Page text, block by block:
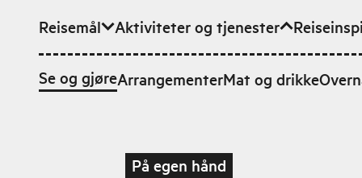
Hopp til hovedinnhold
Reisemål Aktiviteter og tjenester
Se og gjøreArrangementerMat og drikke
På egen hånd